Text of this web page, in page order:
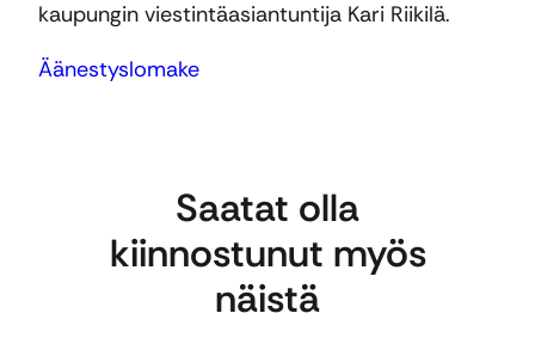
kaupungin viestintäasiantuntija Kari Riikilä.
Äänestyslomake
Saatat olla
kiinnostunut myös
näistä